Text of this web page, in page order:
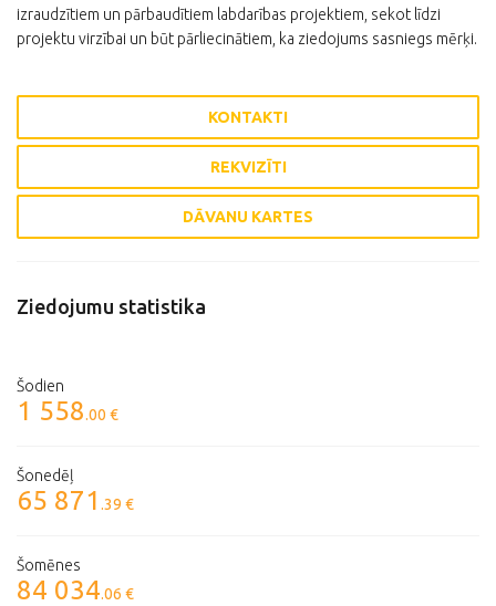
izraudzītiem un pārbaudītiem labdarības projektiem, sekot līdzi
projektu virzībai un būt pārliecinātiem, ka ziedojums sasniegs mērķi.
KONTAKTI
REKVIZĪTI
DĀVANU KARTES
Ziedojumu statistika
Šodien
1 558.00 €
Šonedēļ
65 871 .39 €
Šomēnes
84 034.06 €